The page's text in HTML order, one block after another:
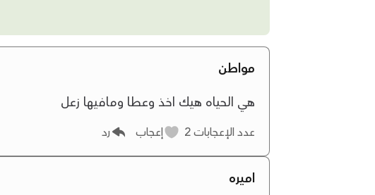
مواطن
هي الحياه هيك اخذ وعطا ومافيها زعل
عدد الإعجابات إعجاب رد
اميره